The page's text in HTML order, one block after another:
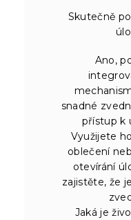
Skutečně
Ano,
snadné
přístup k
Využijete
oblečení
otevírání
zajistěte, že
Jaká je